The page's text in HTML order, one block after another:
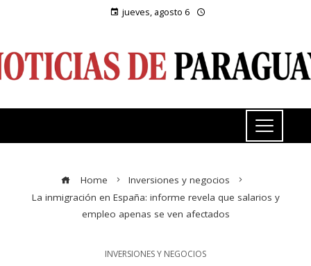
jueves, agosto 6
Home
Inversiones y negocios
La inmigración en España: informe revela que salarios y
empleo apenas se ven afectados
INVERSIONES Y NEGOCIOS